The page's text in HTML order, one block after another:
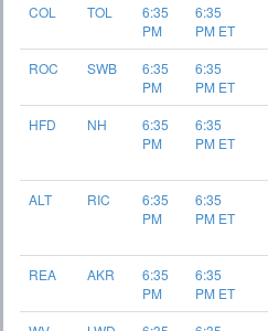
COL
TOL
6:35
PM
6:35
PM ET
ROC
SWB
6:35
PM
6:35
PM ET
HFD
NH
6:35
PM
6:35
PM ET
ALT
RIC
6:35
PM
6:35
PM ET
REA
AKR
6:35
PM
6:35
PM ET